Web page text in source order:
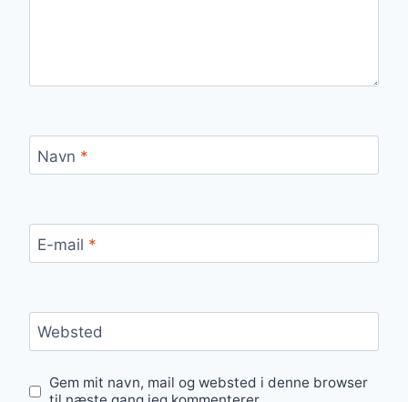
Navn *
E-mail *
Websted
Gem mit navn, mail og websted i denne browser